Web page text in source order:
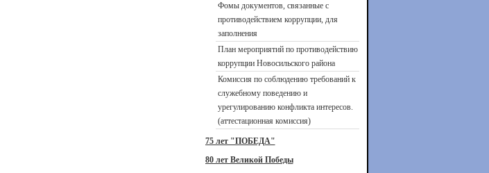
Фомы документов, связанные с
противодействием коррупции, для
заполнения
План мероприятий по противодействию
коррупции Новосильского района
Комиссия по соблюдению требований к
служебному поведению и
урегулированию конфликта интересов.
(аттестационная комиссия)
75 лет "ПОБЕДА"
80 лет Великой Победы